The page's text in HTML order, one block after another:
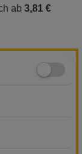
ab 3,81 €